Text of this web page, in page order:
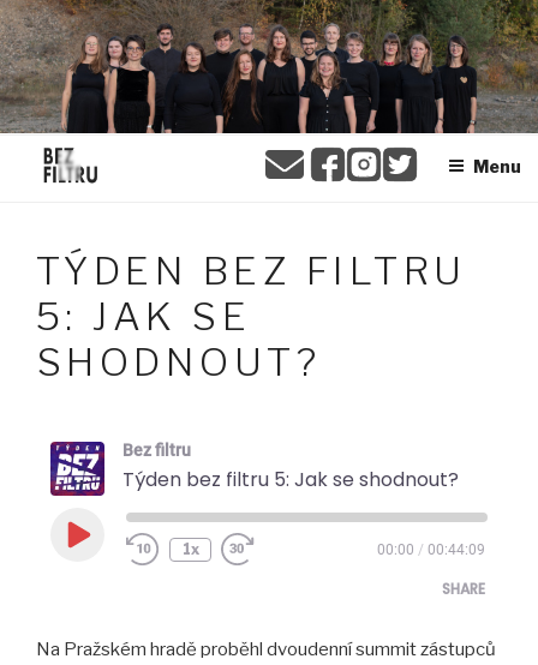
Přejít
k
obsahu
webu
BEZ FILTRU
Menu
TÝDEN BEZ FILTRU
5: JAK SE
SHODNOUT?
Bez filtru
Týden bez filtru 5: Jak se shodnout?
Play
Episode
1x 00:00 / 00:44:09
SHARE
SHARE
Na Pražském hradě proběhl dvoudenní summit zástupců